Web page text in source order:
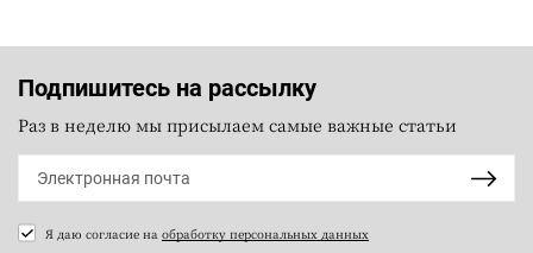
Подпишитесь на рассылку
Раз в неделю мы присылаем самые важные статьи
Я даю согласие на обработку персональных данных